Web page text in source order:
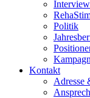
Politik
Kontakt
Adresse